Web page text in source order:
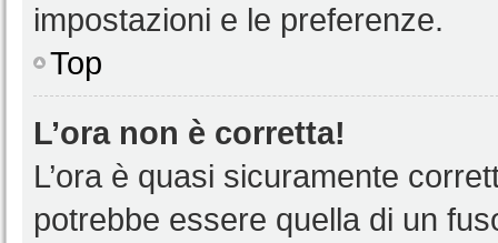
impostazioni e le preferenze.
Top
L’ora non è corretta!
L’ora è quasi sicuramente
potrebbe essere quella di un